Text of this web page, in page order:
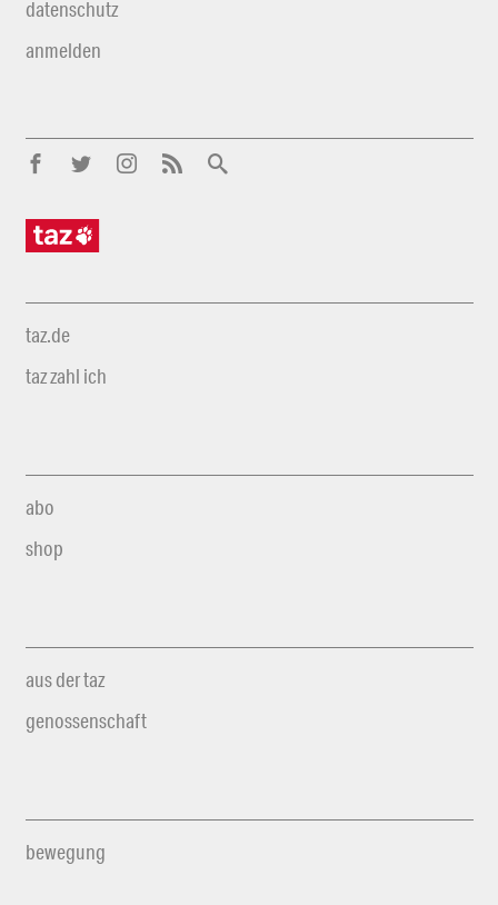
datenschutz
anmelden
taz.de
taz zahl ich
abo
shop
aus der taz
genossenschaft
bewegung